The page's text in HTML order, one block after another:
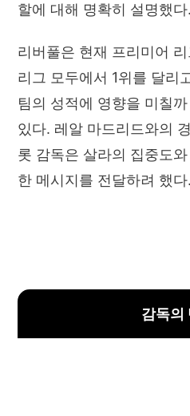
할에 대해 명확히 설명했다.
리버풀은 현재 프리미어
리그 모두에서 1위를 달리
팀의 성적에 영향을 미칠
있다. 레알 마드리드와의
롯 감독은 살라의 집중도
한 메시지를 전달하려 했다.
감독의